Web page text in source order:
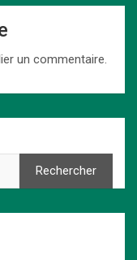
un commentaire.
Rechercher